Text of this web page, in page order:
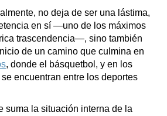
no deja de ser una lástima,
en sí —uno de los máximos
trascendencia—, sino también
de un camino que culmina en
, donde el básquetbol, y en los
encuentran entre los deportes
suma la situación interna de la